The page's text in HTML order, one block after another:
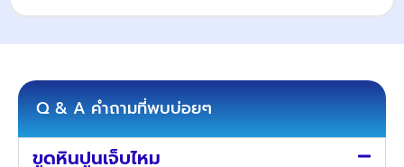
Q & A คำถามที่พบบ่อยๆ ​
ขูดหินปูนเจ็บไหม